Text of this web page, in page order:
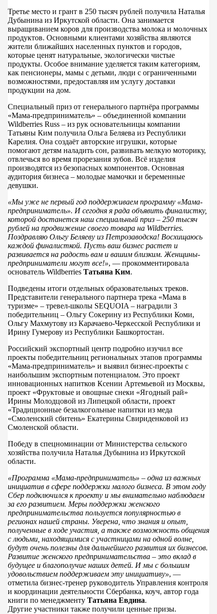
Третье место и грант в 250 тысяч рублей получила Наталья
Дубынина из Иркутской области. Она занимается
выращиванием коров для производства молока и молочных
продуктов. Основными клиентами хозяйства являются
жители ближайших населенных пунктов и городов,
которые ценят натуральные, экологически чистые
продукты. Особое внимание уделяется таким категориям,
как пенсионеры, мамы с детьми, люди с ограниченными
возможностями, предоставляя им услугу доставки
продукции на дом.
Специальный приз от генерального партнёра программы
«Мама-предприниматель» – объединенной компании
Wildberries Russ – из рук основательницы компании
Татьяны Ким получила Ольга Беляева из Республики
Карелия. Она создаёт авторские игрушки, которые
помогают детям наладить сон, развивать мелкую моторику,
отвлечься во время прорезания зубов. Всё изделия
производятся из безопасных компонентов. Основная
аудитория бизнеса – молодые мамочки и беременные
девушки.
«Мы уже не первый год поддерживаем программу «Мама-
предприниматель». И сегодня я рада объявить финалистку,
которой достанется наш специальный приз – 250 тысяч
рублей на продвижение своего товара на Wildberries.
Поздравляю Ольгу Беляеву из Петрозаводска! Восхищаюсь
каждой финалисткой. Пусть ваш бизнес растет и
развивается на радость вам и вашим близким. Женщины-
предприниматели могут все!», — прокомментировала
основатель Wildberries Татьяна Ким.
Подведены итоги отдельных образовательных треков.
Представители генерального партнера трека «Мама в
туризме» – тревел-школы SEQUOIA – наградили 3
победительниц – Ольгу Сокерину из Республики Коми,
Ольгу Махмутову из Карачаево-Черкесской Республики и
Ирину Гумерову из Республики Башкортостан.
Российский экспортный центр подробно изучил все
проекты победительниц региональных этапов программы
«Мама-предприниматель» и выявил бизнес-проекты с
наибольшим экспортным потенциалом. Это проект
инновационных напитков Ксении Артемьевой из Москвы,
проект «Фруктовые и овощные снеки «Ягодный рай»
Ирины Молодцовой из Липецкой области, проект
«Традиционные безалкогольные напитки из меда
«Смоленский сбитень» Екатерины Свириденковой из
Смоленской области.
Победу в спецноминации от Министерства сельского
хозяйства получила Наталья Дубынина из Иркутской
области.
«Программа «Мама-предприниматель» – одна из важных
инициатив в сфере поддержки малого бизнеса. В этом году
Сбер подключился к проекту и мы внимательно наблюдаем
за его развитием. Меры поддержки женского
предпринимательства пользуется популярностью в
регионах нашей страны. Уверена, что знания и опыт,
полученные в ходе участия, а также возможность общения
с людьми, находящимися с участницами на одной волне,
будут очень полезны для дальнейшего развития их бизнесов.
Развитие женского предпринимательства – это вклад в
будущее и благополучие наших детей. И мы с большим
удовольствием поддерживаем эту инициативу», —
отметила бизнес-тренер руководитель Управления контроля
и координации деятельности Сбербанка, коуч, автор года
книги по менеджменту Татьяна Евдина.
Другие участники также получили ценные призы.